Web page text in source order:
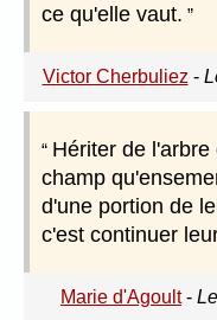
ce qu'elle vaut.
Victor Cherbuliez -
Hériter de
champ
d'une portion de
c'est continuer
Marie d'Agoult-